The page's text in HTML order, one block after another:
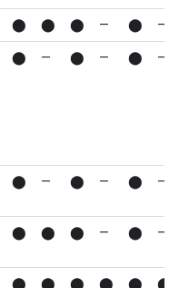
⬤ ⬤ ⬤ — ⬤ —
⬤ — ⬤ — ⬤ —
⬤ — ⬤ — ⬤ —
⬤ ⬤ ⬤ — ⬤ —
⬤ ⬤ ⬤ ⬤ ⬤ ⬤